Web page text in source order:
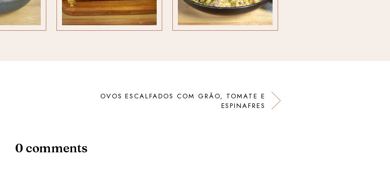
OVOS ESCALFADOS COM GRÃO, TOMATE E
ESPINAFRES
0 comments